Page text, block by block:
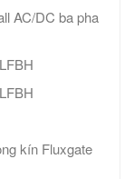
AC/DC ba pha
kín Fluxgate